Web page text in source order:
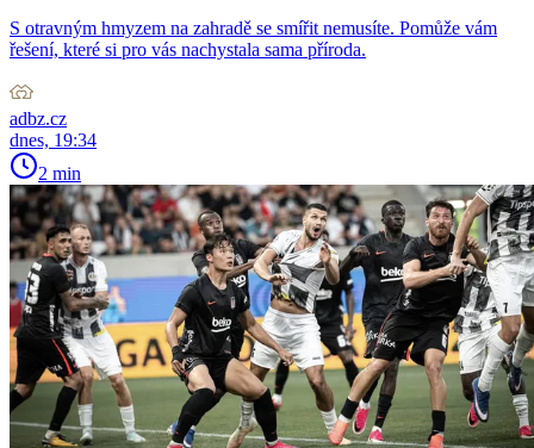
S otravným hmyzem na zahradě se smířit nemusíte. Pomůže vám
řešení, které si pro vás nachystala sama příroda.
adbz.cz
dnes, 19:34
2 min